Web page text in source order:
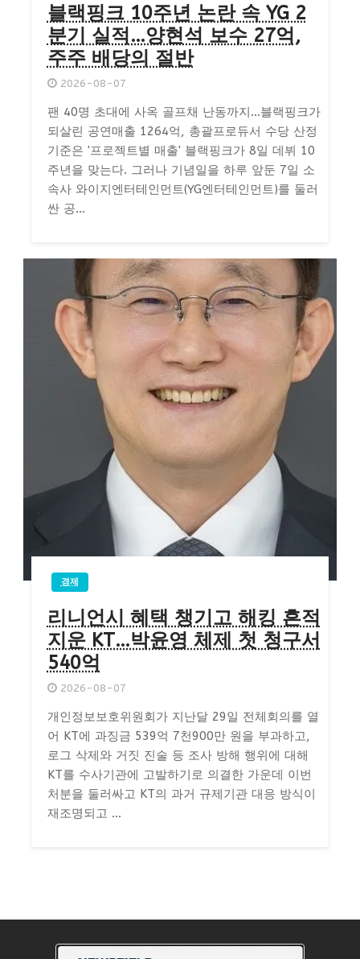
블랙핑크 10주년 논란 속 YG 2
분기 실적…양현석 보수 27억,
주주 배당의 절반
2026-08-07
팬 40명 초대에 사옥 골프채 난동까지…블랙핑크가
되살린 공연매출 1264억, 총괄프로듀서 수당 산정
기준은 '프로젝트별 매출' 블랙핑크가 8일 데뷔 10
주년을 맞는다. 그러나 기념일을 하루 앞둔 7일 소
속사 와이지엔터테인먼트(YG엔터테인먼트)를 둘러
싼 공...
경제
리니언시 혜택 챙기고 해킹 흔적
지운 KT…박윤영 체제 첫 청구서
540억
2026-08-07
개인정보보호위원회가 지난달 29일 전체회의를 열
어 KT에 과징금 539억 7천900만 원을 부과하고,
로그 삭제와 거짓 진술 등 조사 방해 행위에 대해
KT를 수사기관에 고발하기로 의결한 가운데 이번
처분을 둘러싸고 KT의 과거 규제기관 대응 방식이
재조명되고 ...